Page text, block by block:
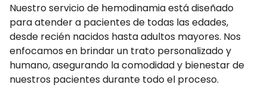
Nuestro servicio de hemodinamia está diseñado
para atender a pacientes de todas las edades,
desde recién nacidos hasta adultos mayores. Nos
enfocamos en brindar un trato personalizado y
humano, asegurando la comodidad y bienestar de
nuestros pacientes durante todo el proceso.